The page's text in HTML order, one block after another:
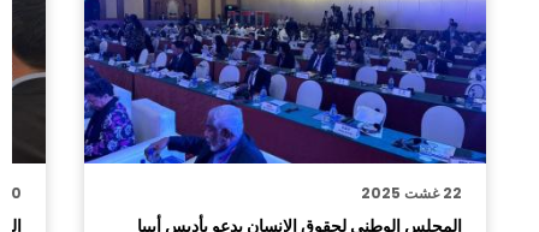
22 غشت 2025
المجلس الوطني لحقوق الإنسان يدعو بأديس أبيبا
30 يونيو 2025